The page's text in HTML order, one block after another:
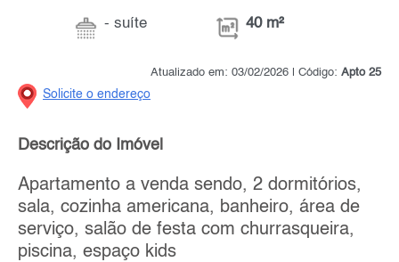
- suíte 40 m²
Atualizado em: 03/02/2026 | Código: Apto 25
Solicite o endereço
Descrição do Imóvel
Apartamento a venda sendo, 2 dormitórios,
sala, cozinha americana, banheiro, área de
serviço, salão de festa com churrasqueira,
piscina, espaço kids